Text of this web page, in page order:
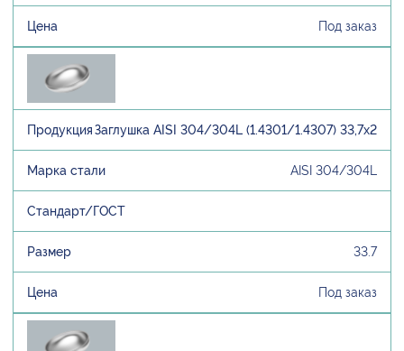
Под заказ
Заглушка AISI 304/304L (1.4301/1.4307) 33,7х2
AISI 304/304L
33.7
Под заказ